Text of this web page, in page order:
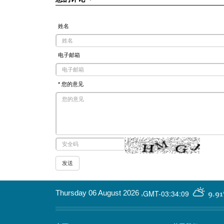
姓名
电子邮箱
* 您的意见
GMT-03:34:09
Thursday 06 August 2026 ,